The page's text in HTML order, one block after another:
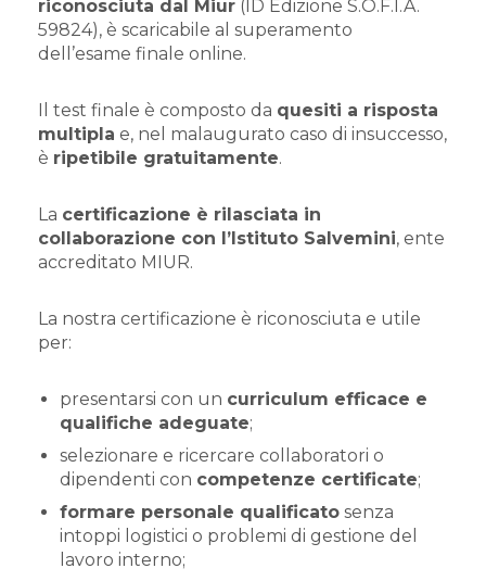
riconosciuta dal Miur (ID Edizione S.O.F.I.A.
59824), è scaricabile al superamento
dell’esame finale online.
Il test finale è composto da quesiti a risposta
multipla e, nel malaugurato caso di insuccesso,
è ripetibile gratuitamente.
La certificazione è rilasciata in
collaborazione con l’Istituto Salvemini, ente
accreditato MIUR.
La nostra certificazione è riconosciuta e utile
per:
presentarsi con un curriculum efficace e
qualifiche adeguate;
selezionare e ricercare collaboratori o
dipendenti con competenze certificate;
formare personale qualificato senza
intoppi logistici o problemi di gestione del
lavoro interno;